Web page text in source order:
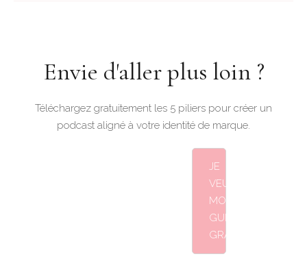
Envie d'aller plus loin ?
Téléchargez gratuitement les 5 piliers pour créer un
podcast aligné à votre identité de marque.
JE
VEUX
MON
GUIDE
GRATUIT